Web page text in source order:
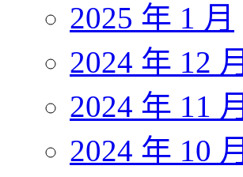
2025 年 1 月
2024 年 12 月
2024 年 11 月
2024 年 10 月